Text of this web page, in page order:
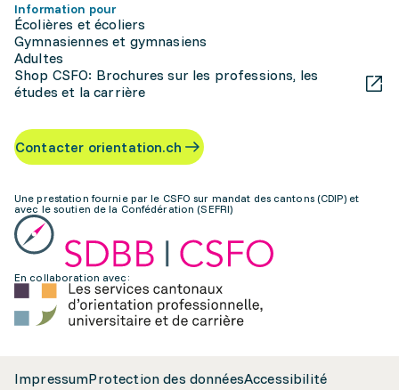
Information pour
Écolières et écoliers
Gymnasiennes et gymnasiens
Adultes
Shop CSFO: Brochures sur les professions, les
études et la carrière
Contacter orientation.ch
Une prestation fournie par le CSFO sur mandat des cantons (CDIP) et
avec le soutien de la Confédération (SEFRI)
En collaboration avec:
ImpressumProtection des donnéesAccessibilité